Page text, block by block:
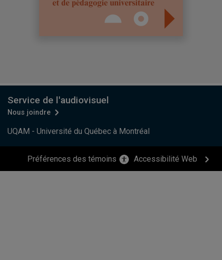
UQAM - Université du Québec à Montréal
Service de l'audiovisuel
Nous joindre
Préférences des témoins Accessibilité Web